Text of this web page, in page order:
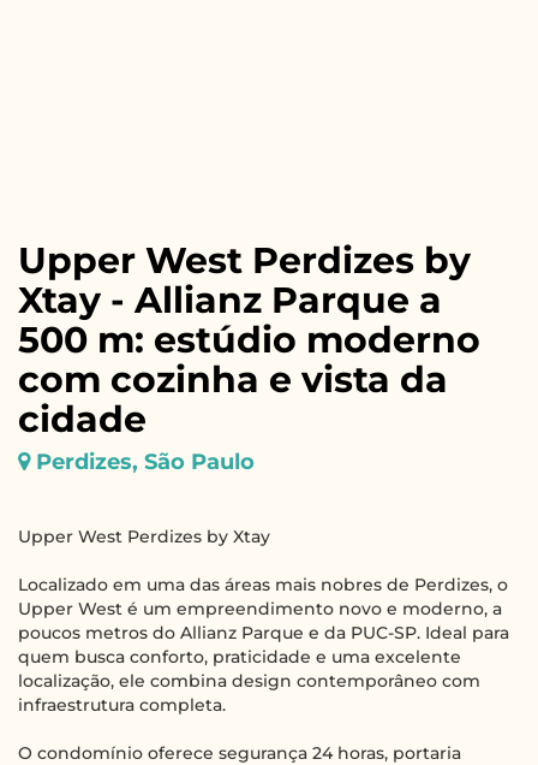
Upper West Perdizes by
Xtay - Allianz Parque a
500 m: estúdio moderno
com cozinha e vista da
cidade
Perdizes, São Paulo
Upper West Perdizes by Xtay
Localizado em uma das áreas mais nobres de Perdizes, o
Upper West é um empreendimento novo e moderno, a
poucos metros do Allianz Parque e da PUC-SP. Ideal para
quem busca conforto, praticidade e uma excelente
localização, ele combina design contemporâneo com
infraestrutura completa.
O condomínio oferece segurança 24 horas, portaria